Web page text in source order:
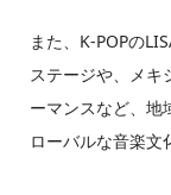
また、K-POPの
ステージや、メキ
ーマンスなど、地
ローバルな音楽文